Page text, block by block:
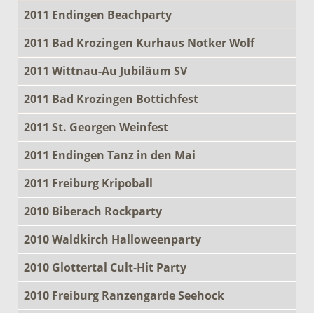
2011 Endingen Beachparty
2011 Bad Krozingen Kurhaus Notker Wolf
2011 Wittnau-Au Jubiläum SV
2011 Bad Krozingen Bottichfest
2011 St. Georgen Weinfest
2011 Endingen Tanz in den Mai
2011 Freiburg Kripoball
2010 Biberach Rockparty
2010 Waldkirch Halloweenparty
2010 Glottertal Cult-Hit Party
2010 Freiburg Ranzengarde Seehock